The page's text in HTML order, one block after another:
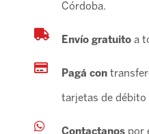
Córdoba.
Envío gratuitoa
Pagá con
tarjetas de débito
Contactanospor